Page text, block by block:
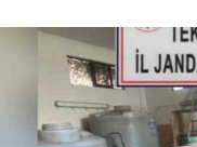
Sağlık
Yaşam
Haber Arşivi